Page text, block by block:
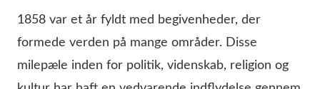
1858 var et år fyldt med begivenheder, der
formede verden på mange områder. Disse
milepæle inden for politik, videnskab, religion og